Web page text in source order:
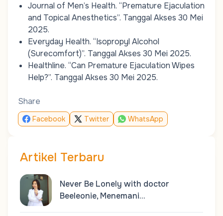
Journal of Men’s Health. “Premature Ejaculation
and Topical Anesthetics”. Tanggal Akses 30 Mei
2025.
Everyday Health. “Isopropyl Alcohol
(Surecomfort)”. Tanggal Akses 30 Mei 2025.
Healthline. “Can Premature Ejaculation Wipes
Help?”. Tanggal Akses 30 Mei 2025.
Share
Facebook Twitter WhatsApp
Artikel Terbaru
Never Be Lonely with doctor
Beeleonie, Menemani…